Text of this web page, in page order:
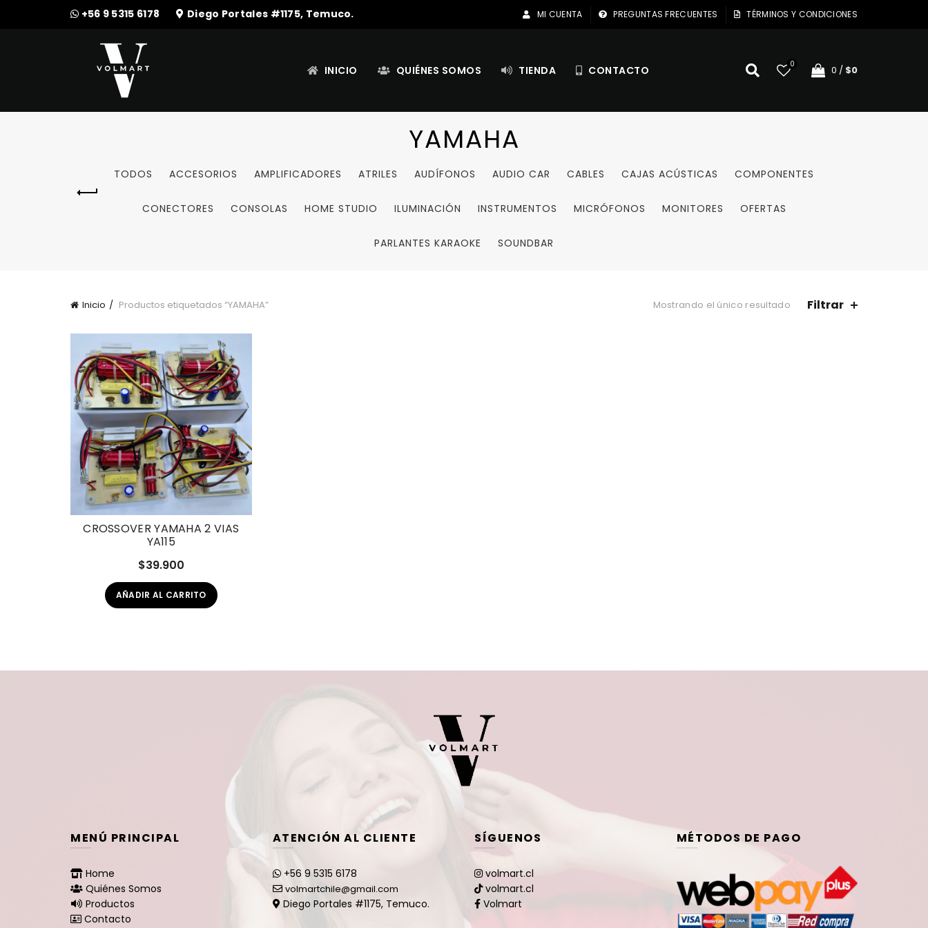
+56 9 5315 6178 Diego Portales #1175, Temuco. MI CUENTA PREGUNTAS FRECUENTES TÉRMINOS Y CONDICIONES
INICIO QUIÉNES SOMOS TIENDA CONTACTO 0 0 / $0
YAMAHA
TODOS ACCESORIOS AMPLIFICADORES ATRILES AUDÍFONOS AUDIO CAR CABLES CAJAS ACÚSTICAS COMPONENTES
CONECTORES CONSOLAS HOME STUDIO ILUMINACIÓN INSTRUMENTOS MICRÓFONOS MONITORES OFERTAS
PARLANTES KARAOKE SOUNDBAR
Inicio Productos etiquetados “YAMAHA” Mostrando el único resultado Filtrar
CROSSOVER YAMAHA 2 VIAS
YA115
$39.900
AÑADIR AL CARRITO
MENÚ PRINCIPAL
Home
Quiénes Somos
Productos
Contacto
ATENCIÓN AL CLIENTE
+56 9 5315 6178
volmartchile@gmail.com
Diego Portales #1175, Temuco.
SÍGUENOS
volmart.cl
volmart.cl
Volmart
MÉTODOS DE PAGO